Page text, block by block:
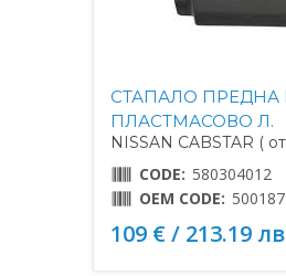
СТАПАЛО ПРЕДНА
ПЛАСТМАСОВО Л.
NISSAN CABSTAR (
CODE: 580304012
OEM CODE:
109 € / 213.19